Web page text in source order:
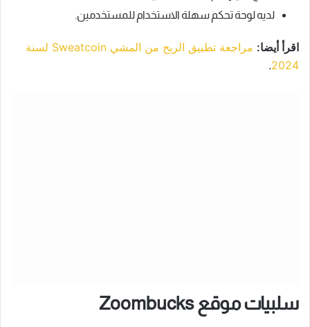
لديه لوحة تحكم سهلة الاستخدام للمستخدمين.
اقرأ أيضا:
مراجعة تطبيق الربح من المشي Sweatcoin لسنة
2024
.
سلبيات موقع Zoombucks